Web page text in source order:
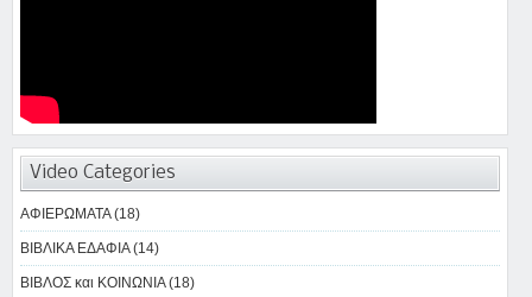
Video Categories
ΑΦΙΕΡΩΜΑΤΑ (18)
ΒΙΒΛΙΚΑ ΕΔΑΦΙΑ (14)
ΒΙΒΛΟΣ και ΚΟΙΝΩΝΙΑ (18)